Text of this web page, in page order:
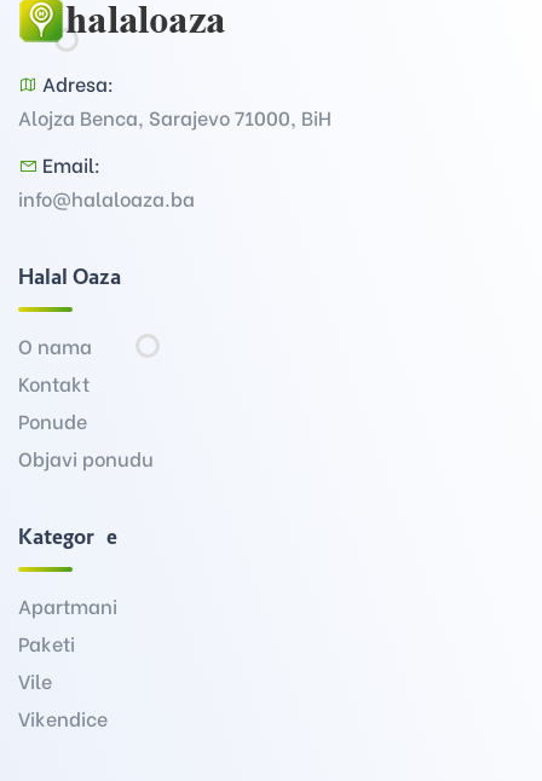
Adresa:
Alojza Benca, Sarajevo 71000, BiH
Email:
info@halaloaza.ba
Halal Oaza
O nama
Kontakt
Ponude
Objavi ponudu
Kategorije
Apartmani
Paketi
Vile
Vikendice